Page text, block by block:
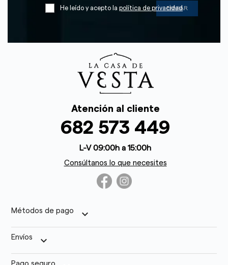
He leído y acepto la política de privacidad
Atención al cliente
682 573 449
L-V 09:00h a 15:00h
Consúltanos lo que necesites
Métodos de pago keyboard_arrow_down
Envíos keyboard_arrow_down